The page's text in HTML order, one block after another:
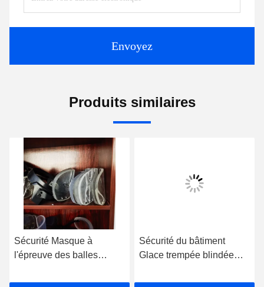
Envoyez
Produits similaires
Sécurité Masque à
l'épreuve des balles
Sécurité du bâtiment
Glace trempée blindée